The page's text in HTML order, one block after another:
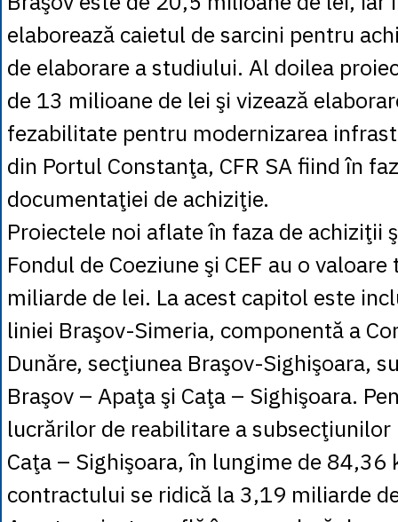
elaborează caietul de sarcini pentru
de elaborare a studiului. Al doilea
de 13 milioane de lei şi vizează
fezabilitate pentru modernizarea
din Portul Constanţa, CFR SA fiind în
documentaţiei de achiziţie.
Proiectele noi aflate în faza de achiziţii
Fondul de Coeziune şi CEF au o
miliarde de lei. La acest capitol este
liniei Braşov-Simeria, componentă a
Dunăre, secţiunea Braşov-Sighişoara,
Braşov – Apaţa şi Caţa – Sighişoara.
lucrărilor de reabilitare a subsecţiunilor
Caţa – Sighişoara, în lungime de 84,36
contractului se ridică la 3,19 miliarde